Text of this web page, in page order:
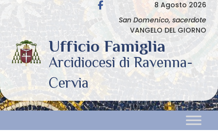
Skip
content
8 Agosto 2026
San Domenico, sacerdote
VANGELO DEL GIORNO